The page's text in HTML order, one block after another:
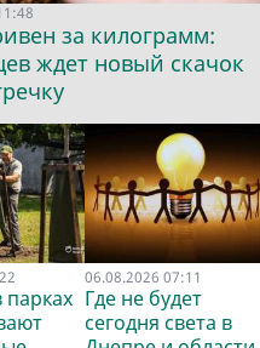
за килограмм:
ждет новый скачок
06.08.2026 07:11
Где не будет
сегодня света в